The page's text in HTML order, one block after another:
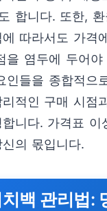
합니다. 또한,
따라서도 가격
을 염두에 두어야
인들을 종합적으
적인 구매 시점
니다. 가격표 이
의 몫입니다.
백 관리법: